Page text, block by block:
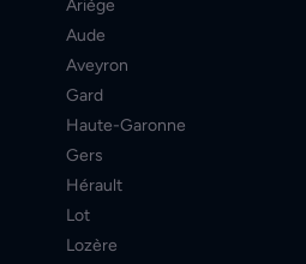
Ariège
Aude
Aveyron
Gard
Haute-Garonne
Gers
Hérault
Lot
Lozère